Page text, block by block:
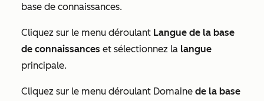
base de connaissances.
Cliquez sur le menu déroulant Langue de la base
de connaissances et sélectionnez la langue
principale.
Cliquez sur le menu déroulant Domaine de la base